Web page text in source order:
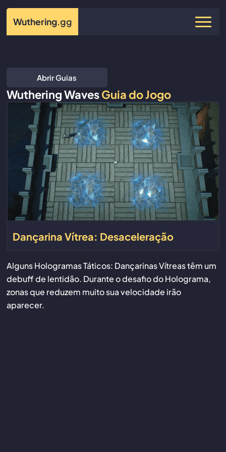
Wuthering.gg
Abrir Guias
Wuthering WavesGuia do Jogo
Dançarina Vítrea: Desaceleração
Alguns Hologramas Táticos: Dançarinas Vítreas têm um
debuff de lentidão. Durante o desafio do Holograma,
zonas que reduzem muito sua velocidade irão
aparecer.